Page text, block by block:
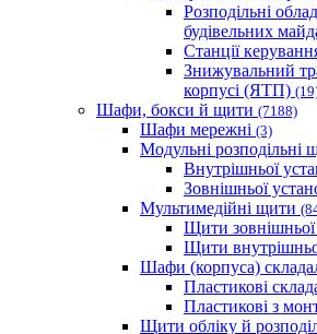
Розподільні
будівельних
Станції
Знижувальний
корпусі (ЯТП)
Шафи, бокси й щити (7188)
Шафи мережні (3)
Модульні розподільні
Внутрішньої
Зовнішньої
Мультимедійні щити
Щити зовнішньої
Щити
Шафи (корпуса)
Пластикові
Пластикові з
Щити обліку й